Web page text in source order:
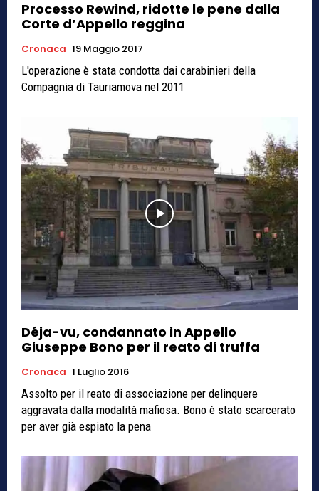
Processo Rewind, ridotte le pene dalla
Corte d’Appello reggina
Cronaca 19 Maggio 2017
L'operazione è stata condotta dai carabinieri della
Compagnia di Tauriamova nel 2011
Déja-vu, condannato in Appello
Giuseppe Bono per il reato di truffa
Cronaca 1 Luglio 2016
Assolto per il reato di associazione per delinquere
aggravata dalla modalità mafiosa. Bono è stato scarcerato
per aver già espiato la pena